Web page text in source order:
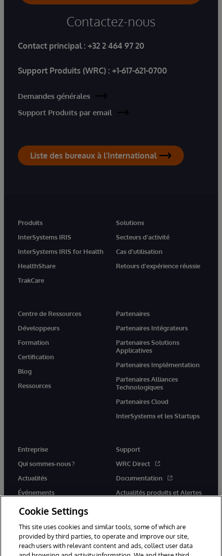
Contactez-nous
Contact principal : +32 2 464 97 20
Support Produits (WRC) : +1-617-621-0700
Demandes générales
Support Produits par email
Liste des bureaux à l'International
Produits
InterSystems IRIS
InterSystems IRIS for Health
HealthShare
TrakCare
Solutions
Secteurs d'activité
Cas d'utilisation
Retours d'expérience réussie
Centre de Ressources
Développeurs
Formation
Certification
Blog
Ressources
Partenaires
Partenaires Intégrateurs
Partenaires Solutions
Applicatives
Partenaires Implémentation
Partenaires Alliances
Technologiques
Partenaires Cloud
InterSystems et les Startups
Entreprise
Qui sommes-nous ?
Actualités
Événements
Rejoignez-nous
Support
WRC Direct
Documentation
Actualités produits et Alertes
Cookie Settings
This site uses cookies and similar tools, some of which are
provided by third parties, to operate and improve our site,
reach users with relevant content and ads, collect user data